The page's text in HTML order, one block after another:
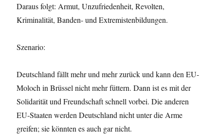
Daraus folgt: Armut, Unzufriedenheit, Revolten,
Kriminalität, Banden- und Extremistenbildungen.
Szenario:
Deutschland fällt mehr und mehr zurück und kann den EU-
Moloch in Brüssel nicht mehr füttern. Dann ist es mit der
Solidarität und Freundschaft schnell vorbei. Die anderen
EU-Staaten werden Deutschland nicht unter die Arme
greifen; sie könnten es auch gar nicht.